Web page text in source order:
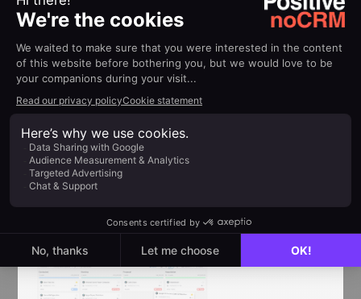
technische Hilfsmittel in Ihrer Ecke.
Wahrscheinlich haben Sie Ihren Interessenten in
eine bestimmte Phase in Ihrer Pipeline versetzt -
irgendwo nach dem ersten Follow-up, aber vor
einer weiteren Interessensbekundung. Um
sicherzustellen, dass Sie bei mehreren
den Überblick behalten, ist es wichtig, dass Ihr
CRM eine intuitive, unkomplizierte Möglichkeit
bietet, Geschäfte durch die Phasen zu führen.
Sehen Sie selbst, wie einfach das mit noCRM ist: